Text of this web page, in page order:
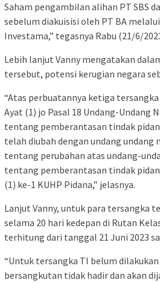
Saham pengambilan alihan PT SBS
sebelum diakuisisi oleh PT BA
Investama,” tegasnya Rabu (21/6/
Lebih lanjut Vanny mengatakan
tersebut, potensi kerugian negara
“Atas perbuatannya ketiga
Ayat (1) jo Pasal 18 Undang-Undang
tentang pemberantasan tindak
telah diubah dengan undang undang
tentang perubahan atas undang-
tentang pemberantasan tindak
(1) ke-1 KUHP Pidana,” jelasnya.
Lanjut Vanny, untuk para tersangka
selama 20 hari kedepan di Rutan
terhitung dari tanggal 21 Juni 2023
“Untuk tersangka TI belum
bersangkutan tidak hadir dan akan